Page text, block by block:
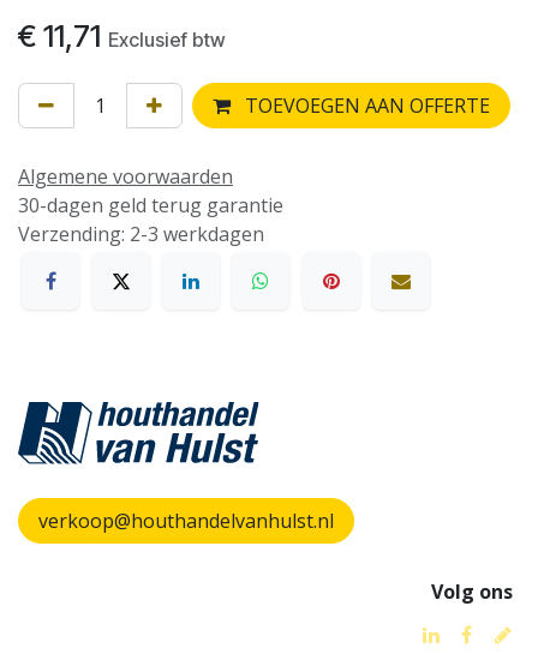
€ 11,71 Exclusief btw
TOEVOEGEN AAN OFFERTE
Algemene voorwaarden
30-dagen geld terug garantie
Verzending: 2-3 werkdagen
verkoop@houthandelvanhulst.nl
Volg ons